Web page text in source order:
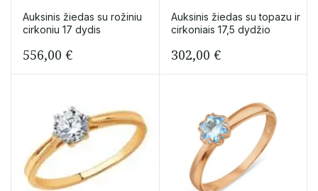
Auksinis žiedas su rožiniu
cirkoniu 17 dydis
556,00 €
Auksinis žiedas su topazu ir
cirkoniais 17,5 dydžio
302,00 €